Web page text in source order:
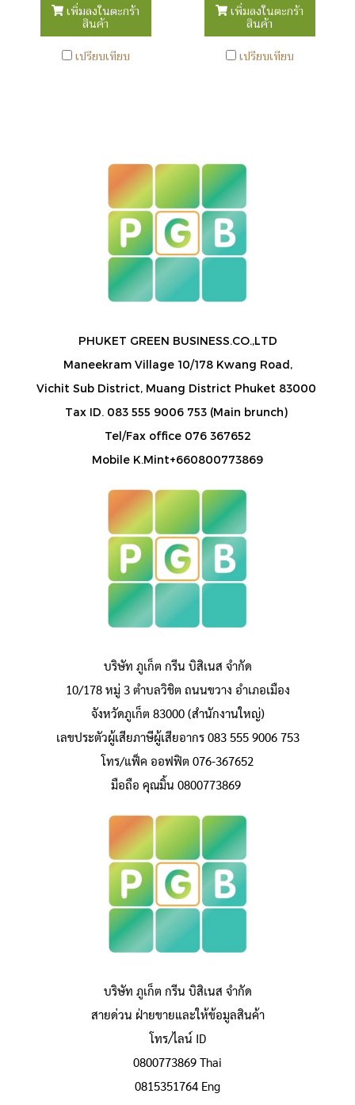
เพิ่มลงในตะกร้า
สินค้า
เปรียบเทียบ
เพิ่มลงในตะกร้า
สินค้า
เปรียบเทียบ
PHUKET GREEN BUSINESS.CO.,LTD
Maneekram Village 10/178 Kwang Road,
Vichit Sub District, Muang District Phuket 83000
Tax ID. 083 555 9006 753 (Main brunch)
Tel/Fax office 076 367652
Mobile K.Mint+660800773869
บริษัท ภูเก็ต กรีน บิสิเนส จำกัด
10/178 หมู่ 3 ตำบลวิชิต ถนนขวาง อำเภอเมือง
จังหวัดภูเก็ต 83000 (สำนักงานใหญ่)
เลขประตัวผู้เสียภาษีผู้เสียอากร 083 555 9006 753
โทร/แฟ็ค ออฟฟิต 076-367652
มือถือ คุณมิ้น 0800773869
บริษัท ภูเก็ต กรีน บิสิเนส จำกัด
สายด่วน ฝ่ายขายและให้ข้อมูลสินค้า
โทร/ไลน์ ID
0800773869 Thai
0815351764 Eng